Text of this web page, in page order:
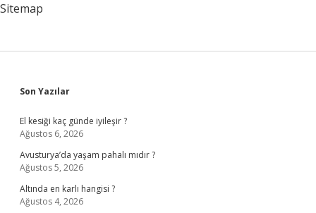
Sitemap
Sidebar
Son Yazılar
El kesiği kaç günde iyileşir ?
Ağustos 6, 2026
Avusturya’da yaşam pahalı mıdır ?
Ağustos 5, 2026
Altında en karlı hangisi ?
Ağustos 4, 2026